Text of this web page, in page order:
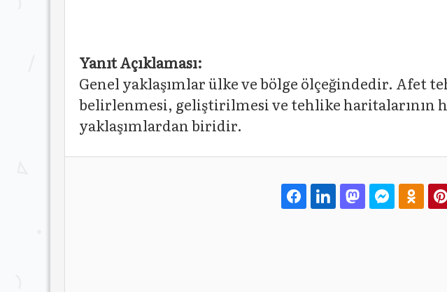
Yanıt Açıklaması:
Genel yaklaşımlar ülke ve bölge ölçeğindedir. Afet
belirlenmesi, geliştirilmesi ve tehlike haritalarının
yaklaşımlardan biridir.